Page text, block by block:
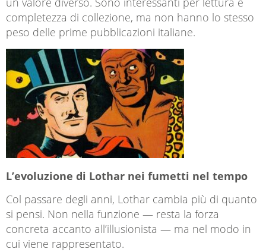
completezza di collezione, ma non hanno lo stesso
peso delle prime pubblicazioni italiane.
L’evoluzione di Lothar nei fumetti nel tempo
Col passare degli anni, Lothar cambia più di quanto
si pensi. Non nella funzione — resta la forza
concreta accanto all’illusionista — ma nel modo in
cui viene rappresentato.